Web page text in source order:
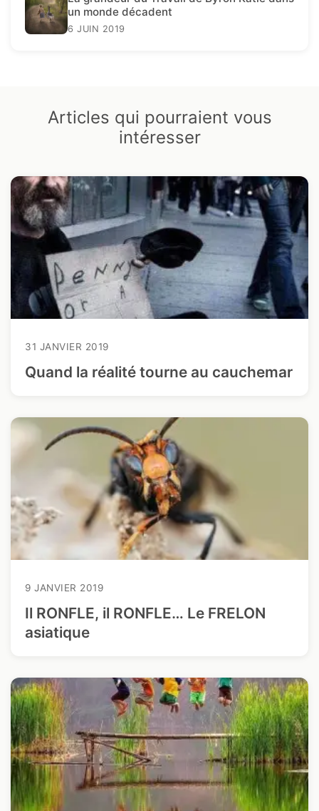
un monde décadent
6 JUIN 2019
Articles qui pourraient vous
intéresser
31 JANVIER 2019
Quand la réalité tourne au cauchemar
9 JANVIER 2019
Il RONFLE, il RONFLE… Le FRELON
asiatique